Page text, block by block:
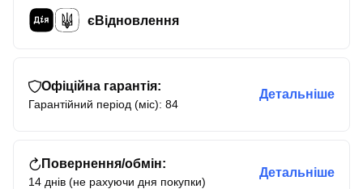
єВідновлення
Офіційна гарантія:
Гарантійний період (міс): 84
Детальніше
Повернення/обмін:
14 днів (не рахуючи дня покупки)
Детальніше